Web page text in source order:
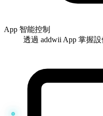
App 智能控制
透過 addwii App 掌握